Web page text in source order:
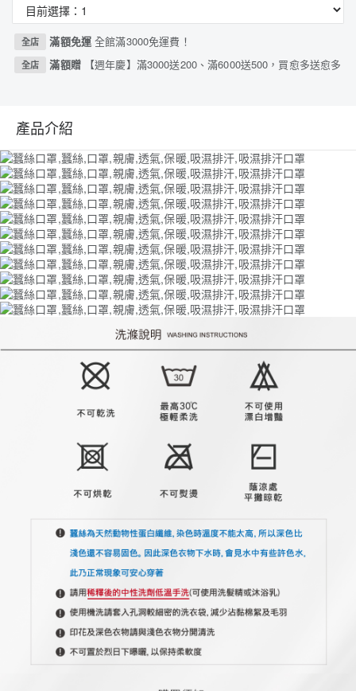
全店 滿額免運全館滿3000免運費！
全店 滿額贈 【週年慶】滿3000送200、滿6000送500，買愈多送愈多
產品介紹